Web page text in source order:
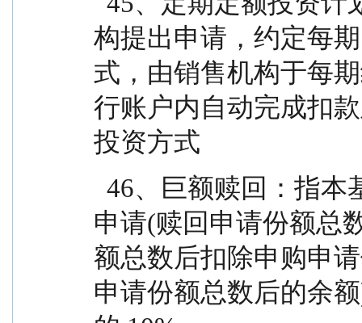
构提出申请，约定每
式，由销售机构于每
行账户内自动完成扣
投资方式
申请(赎回申请份额总
额总数后扣除申购申
申请份额总数后的余